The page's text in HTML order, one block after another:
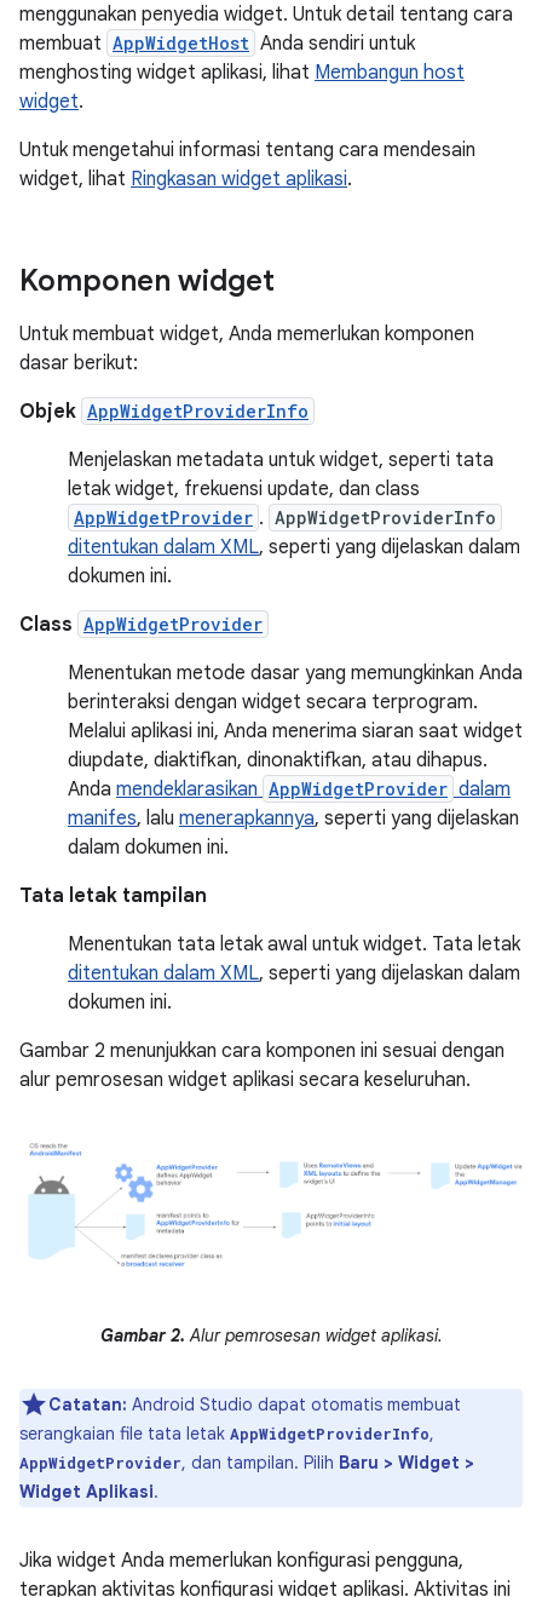
menggunakan penyedia widget. Untuk detail tentang cara
membuat AppWidgetHost Anda sendiri untuk
menghosting widget aplikasi, lihat Membangun host
widget.
Untuk mengetahui informasi tentang cara mendesain
widget, lihat Ringkasan widget aplikasi.
Komponen widget
Untuk membuat widget, Anda memerlukan komponen
dasar berikut:
Objek AppWidgetProviderInfo
Menjelaskan metadata untuk widget, seperti tata
letak widget, frekuensi update, dan class
AppWidgetProvider . AppWidgetProviderInfo
ditentukan dalam XML, seperti yang dijelaskan dalam
dokumen ini.
Class AppWidgetProvider
Menentukan metode dasar yang memungkinkan Anda
berinteraksi dengan widget secara terprogram.
Melalui aplikasi ini, Anda menerima siaran saat widget
diupdate, diaktifkan, dinonaktifkan, atau dihapus.
Anda mendeklarasikan AppWidgetProvider dalam
manifes, lalu menerapkannya, seperti yang dijelaskan
dalam dokumen ini.
Tata letak tampilan
Menentukan tata letak awal untuk widget. Tata letak
ditentukan dalam XML, seperti yang dijelaskan dalam
dokumen ini.
Gambar 2 menunjukkan cara komponen ini sesuai dengan
alur pemrosesan widget aplikasi secara keseluruhan.
Gambar 2. Alur pemrosesan widget aplikasi.
Catatan: Android Studio dapat otomatis membuat
serangkaian file tata letak AppWidgetProviderInfo,
AppWidgetProvider, dan tampilan. Pilih Baru > Widget >
Widget Aplikasi.
Jika widget Anda memerlukan konfigurasi pengguna,
terapkan aktivitas konfigurasi widget aplikasi. Aktivitas ini